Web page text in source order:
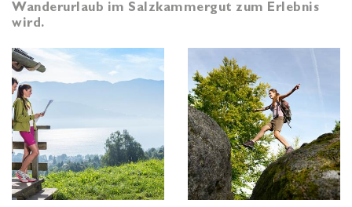
Wanderurlaub im Salzkammergut zum Erlebnis
wird.